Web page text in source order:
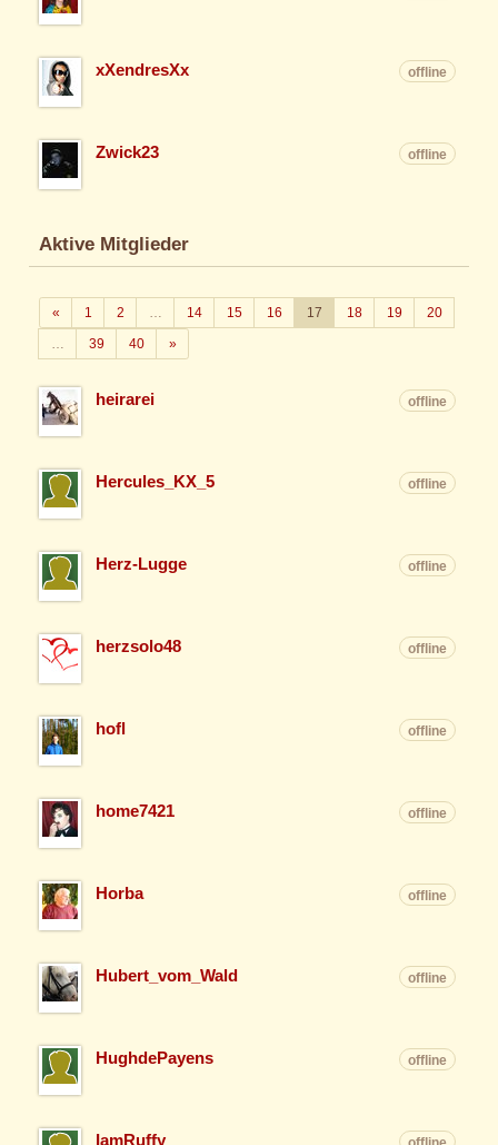
xXendresXx offline
Zwick23 offline
Aktive Mitglieder
«Zurück
1 2 … 14 15 16 17 18 19
20
…
39 40 »Weiter
heirarei offline
Hercules_KX_5 offline
Herz-Lugge offline
herzsolo48 offline
hofl offline
home7421 offline
Horba offline
Hubert_vom_Wald offline
HughdePayens offline
IamRuffy